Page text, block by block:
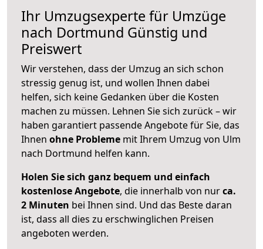
Ihr Umzugsexperte für Umzüge
nach Dortmund Günstig und
Preiswert
Wir verstehen, dass der Umzug an sich schon
stressig genug ist, und wollen Ihnen dabei
helfen, sich keine Gedanken über die Kosten
machen zu müssen. Lehnen Sie sich zurück – wir
haben garantiert passende Angebote für Sie, das
Ihnen ohne Probleme mit Ihrem Umzug von Ulm
nach Dortmund helfen kann.
Holen Sie sich ganz bequem und einfach
kostenlose Angebote, die innerhalb von nurca.
2 Minuten bei Ihnen sind. Und das Beste daran
ist, dass all dies zu erschwinglichen Preisen
angeboten werden.